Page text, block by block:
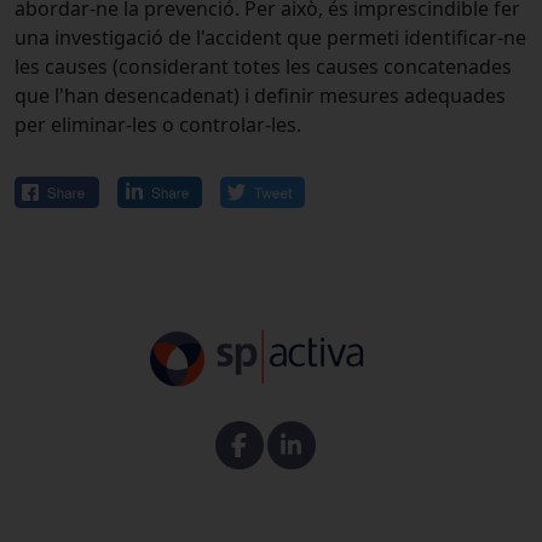
abordar-ne la prevenció. Per això, és imprescindible fer
una investigació de l'accident que permeti identificar-ne
les causes (considerant totes les causes concatenades
que l'han desencadenat) i definir mesures adequades
per eliminar-les o controlar-les.
FacebookLinkedin